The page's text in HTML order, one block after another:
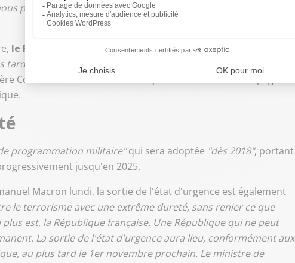
puissions tendre vers deux niveaux seulement en-dessous
le Premier ministre a promis de garantir l'accès au très
tard d'ici 2022"
Conférence des territoires mi-juillet afin de les accompagner
programmation militaire"qui sera adoptée "dès 2018", portant
jusqu'en 2025.
Macron lundi, la sortie de l'état d'urgence est également
le terrorisme avec une extrême dureté, sans renier ce que
est, la République française. Une République qui ne peut
La sortie de l'état d'urgence aura lieu, conformément aux
au plus tard le 1er novembre prochain. Le ministre de